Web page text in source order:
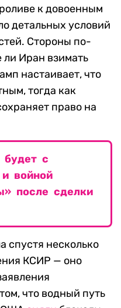
к довоенным
детальных условий
Стороны по-
ли Иран взимать
настаивает, что
тогда как
право на
будет с
войной
после сделки
спустя несколько
КСИР — оно
что водный путь